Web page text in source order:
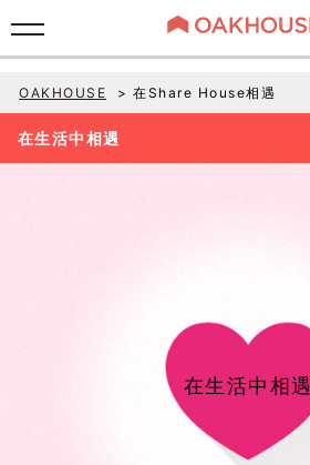
OAKHOUSE 在Share House相遇
在生活中相遇
在生活中相遇